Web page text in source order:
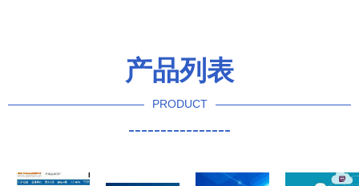
产品列表
PRODUCT
----------------